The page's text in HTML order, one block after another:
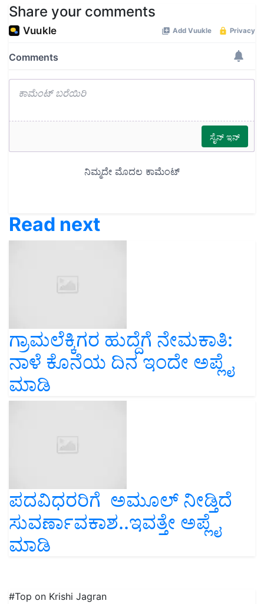
Share your comments
Read next
ಗ್ರಾಮಲೆಕ್ಕಿಗರ ಹುದ್ದೆಗೆ ನೇಮಕಾತಿ:
ನಾಳೆ ಕೊನೆಯ ದಿನ ಇಂದೇ ಅಪ್ಲೈ
ಮಾಡಿ
ಪದವಿಧರರಿಗೆ ಅಮೂಲ್‌ ನೀಡ್ತಿದೆ
ಸುವರ್ಣಾವಕಾಶ..ಇವತ್ತೇ ಅಪ್ಲೈ
ಮಾಡಿ
#Top on Krishi Jagran